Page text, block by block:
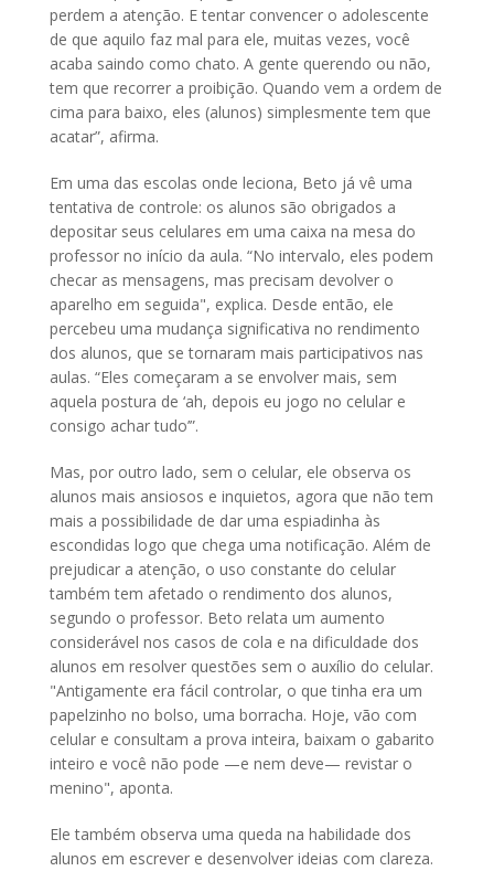
perdem a atenção. E tentar convencer o adolescente
de que aquilo faz mal para ele, muitas vezes, você
acaba saindo como chato. A gente querendo ou não,
tem que recorrer a proibição. Quando vem a ordem de
cima para baixo, eles (alunos) simplesmente tem que
acatar”, afirma.
Em uma das escolas onde leciona, Beto já vê uma
tentativa de controle: os alunos são obrigados a
depositar seus celulares em uma caixa na mesa do
professor no início da aula. “No intervalo, eles podem
checar as mensagens, mas precisam devolver o
aparelho em seguida", explica. Desde então, ele
percebeu uma mudança significativa no rendimento
dos alunos, que se tornaram mais participativos nas
aulas. “Eles começaram a se envolver mais, sem
aquela postura de ‘ah, depois eu jogo no celular e
consigo achar tudo’”.
Mas, por outro lado, sem o celular, ele observa os
alunos mais ansiosos e inquietos, agora que não tem
mais a possibilidade de dar uma espiadinha às
escondidas logo que chega uma notificação. Além de
prejudicar a atenção, o uso constante do celular
também tem afetado o rendimento dos alunos,
segundo o professor. Beto relata um aumento
considerável nos casos de cola e na dificuldade dos
alunos em resolver questões sem o auxílio do celular.
"Antigamente era fácil controlar, o que tinha era um
papelzinho no bolso, uma borracha. Hoje, vão com
celular e consultam a prova inteira, baixam o gabarito
inteiro e você não pode —e nem deve— revistar o
menino", aponta.
Ele também observa uma queda na habilidade dos
alunos em escrever e desenvolver ideias com clareza.